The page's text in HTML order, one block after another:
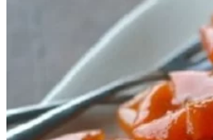
Cách Làm Bánh Việt
Cách Làm Bánh Âu
Cách Làm Bánh Kem
Cách Làm Bánh Mì
Cách Làm Bánh Trung Thu
Cách Làm Bánh Flan
Cách Làm Bánh Bao
Cách Làm Bánh Bông Lan
Cách Làm Bánh Su Kem